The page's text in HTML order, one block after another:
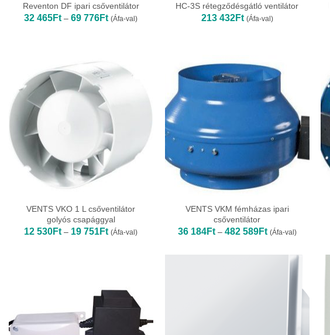
Reventon DF ipari csőventilátor
32 465Ft – 69 776FtÁrtartomány:
32
(Áfa-val)
HC-3S rétegződésgátló ventilátor
213 432Ft (Áfa-val)
VENTS VKO 1 L csőventilátor
golyós csapággyal
12 530Ft – 19 751FtÁrtartomány:
12
(Áfa-val)
VENTS VKM fémházas ipari
csőventilátor
36 184Ft – 482 589FtÁrtartomány:
36
-
(Áfa-val)